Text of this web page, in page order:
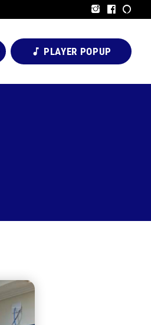
music_note PLAYER POPUP